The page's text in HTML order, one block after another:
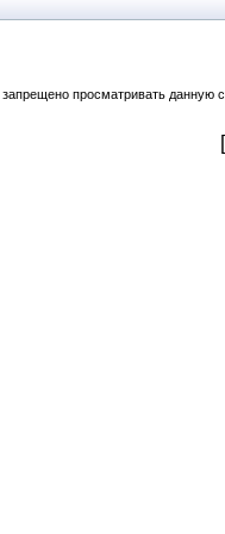
просматривать данную
[